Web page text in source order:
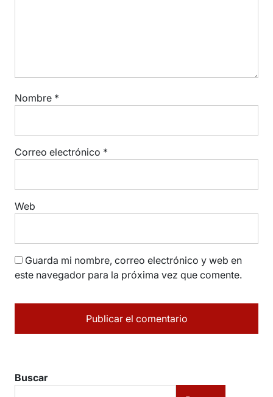
Nombre *
Correo electrónico *
Web
Guarda mi nombre, correo electrónico y web en
este navegador para la próxima vez que comente.
Buscar